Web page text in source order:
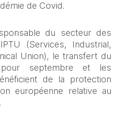
de Covid.
du secteur des
(Services, Industrial,
Union), le transfert du
septembre et les
de la protection
européenne relative au